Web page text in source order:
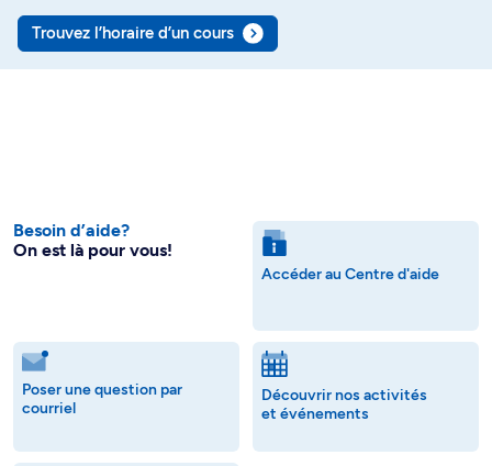
Trouvez l’horaire d’un cours
Besoin d’aide?
On est là pour vous!
Accéder au Centre d'aide
Poser une question par
courriel
Découvrir nos activités
et événements